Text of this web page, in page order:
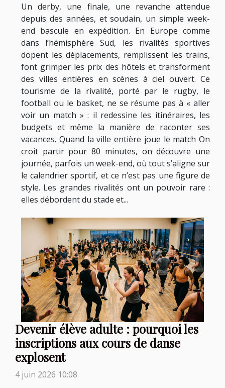
Un derby, une finale, une revanche attendue
depuis des années, et soudain, un simple week-
end bascule en expédition. En Europe comme
dans l’hémisphère Sud, les rivalités sportives
dopent les déplacements, remplissent les trains,
font grimper les prix des hôtels et transforment
des villes entières en scènes à ciel ouvert. Ce
tourisme de la rivalité, porté par le rugby, le
football ou le basket, ne se résume pas à « aller
voir un match » : il redessine les itinéraires, les
budgets et même la manière de raconter ses
vacances. Quand la ville entière joue le match On
croit partir pour 80 minutes, on découvre une
journée, parfois un week-end, où tout s’aligne sur
le calendrier sportif, et ce n’est pas une figure de
style. Les grandes rivalités ont un pouvoir rare :
elles débordent du stade et...
Devenir élève adulte : pourquoi les
inscriptions aux cours de danse
explosent
4 juin 2026 10:08